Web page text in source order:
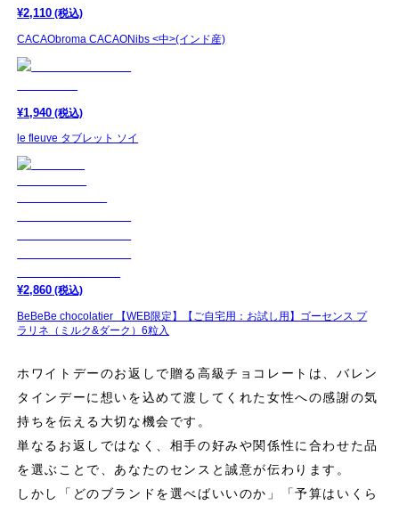
¥2,110 (税込)
CACAObroma CACAONibs <中>(インド産)
¥1,940 (税込)
le fleuve タブレット ソイ
¥2,860 (税込)
BeBeBe chocolatier 【WEB限定】【ご自宅用：お試し用】ゴーセンス プ
ラリネ（ミルク&ダーク）6粒入
ホワイトデーのお返しで贈る高級チョコレートは、バレン
タインデーに想いを込めて渡してくれた女性への感謝の気
持ちを伝える大切な機会です。
単なるお返しではなく、相手の好みや関係性に合わせた品
を選ぶことで、あなたのセンスと誠意が伝わります。
しかし「どのブランドを選べばいいのか」「予算はいくら